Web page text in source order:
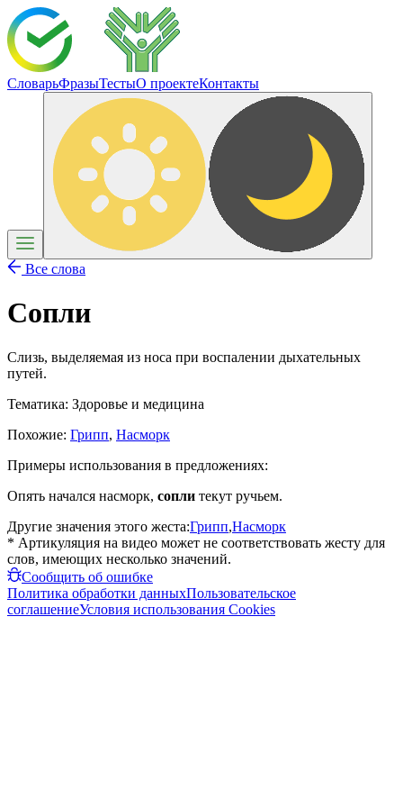
СловарьФразыТестыО проектеКонтакты
Все слова
Сопли
Слизь, выделяемая из носа при воспалении дыхательных
путей.
Тематика: Здоровье и медицина
Похожие: Грипп, Насморк
Примеры использования в предложениях:
Опять начался насморк, сопли текут ручьем.
Другие значения этого жеста:Грипп,Насморк
* Артикуляция на видео может не соответствовать жесту для
слов, имеющих несколько значений.
Сообщить об ошибке
Политика обработки данныхПользовательское
соглашениеУсловия использования Cookies